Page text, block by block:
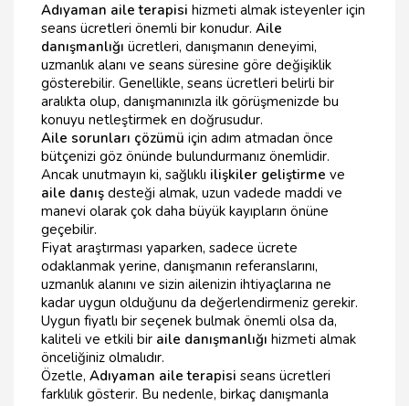
Adıyaman aile terapisi hizmeti almak isteyenler için
seans ücretleri önemli bir konudur. Aile
danışmanlığı ücretleri, danışmanın deneyimi,
uzmanlık alanı ve seans süresine göre değişiklik
gösterebilir. Genellikle, seans ücretleri belirli bir
aralıkta olup, danışmanınızla ilk görüşmenizde bu
konuyu netleştirmek en doğrusudur.
Aile sorunları çözümü için adım atmadan önce
bütçenizi göz önünde bulundurmanız önemlidir.
Ancak unutmayın ki, sağlıklı ilişkiler geliştirme ve
aile danış desteği almak, uzun vadede maddi ve
manevi olarak çok daha büyük kayıpların önüne
geçebilir.
Fiyat araştırması yaparken, sadece ücrete
odaklanmak yerine, danışmanın referanslarını,
uzmanlık alanını ve sizin ailenizin ihtiyaçlarına ne
kadar uygun olduğunu da değerlendirmeniz gerekir.
Uygun fiyatlı bir seçenek bulmak önemli olsa da,
kaliteli ve etkili bir aile danışmanlığı hizmeti almak
önceliğiniz olmalıdır.
Özetle, Adıyaman aile terapisi seans ücretleri
farklılık gösterir. Bu nedenle, birkaç danışmanla